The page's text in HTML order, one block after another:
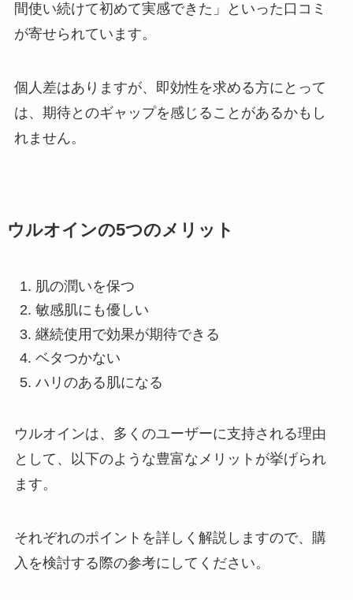
間使い続けて初めて実感できた」といった口コミ
が寄せられています。
個人差はありますが、即効性を求める方にとって
は、期待とのギャップを感じることがあるかもし
れません。
ウルオインの5つのメリット
肌の潤いを保つ
敏感肌にも優しい
継続使用で効果が期待できる
ベタつかない
ハリのある肌になる
ウルオインは、多くのユーザーに支持される理由
として、以下のような豊富なメリットが挙げられ
ます。
それぞれのポイントを詳しく解説しますので、購
入を検討する際の参考にしてください。